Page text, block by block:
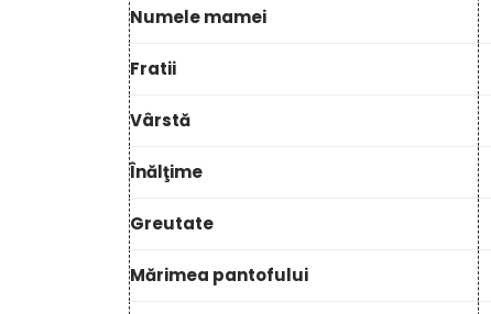
Numele mamei
Fratii
Vârstă
Înălţime
Greutate
Mărimea pantofului